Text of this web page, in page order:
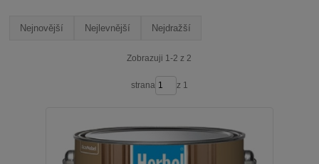
Nejnovější Nejlevnější Nejdražší
Zobrazuji 1-2 z 2
strana z 1